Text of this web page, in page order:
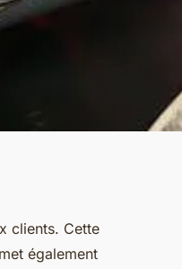
clients. Cette
également